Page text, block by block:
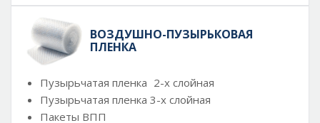
ВОЗДУШНО-ПУЗЫРЬКОВАЯ
ПЛЕНКА
Пузырьчатая пленка 2-х слойная
Пузырьчатая пленка 3-х слойная
Пакеты ВПП